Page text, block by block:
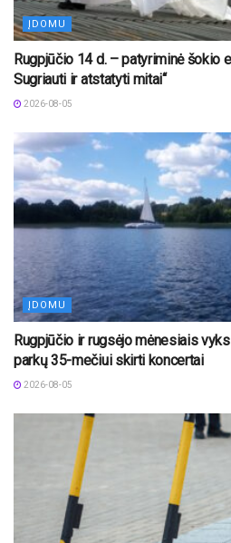
ĮDOMU
Rugpjūčio 14 d. – patyriminė šokio
Sugriauti ir atstatyti mitai“
2026-08-05
ĮDOMU
Rugpjūčio ir rugsėjo mėnesiais
parkų 35-mečiui skirti koncertai
2026-08-05